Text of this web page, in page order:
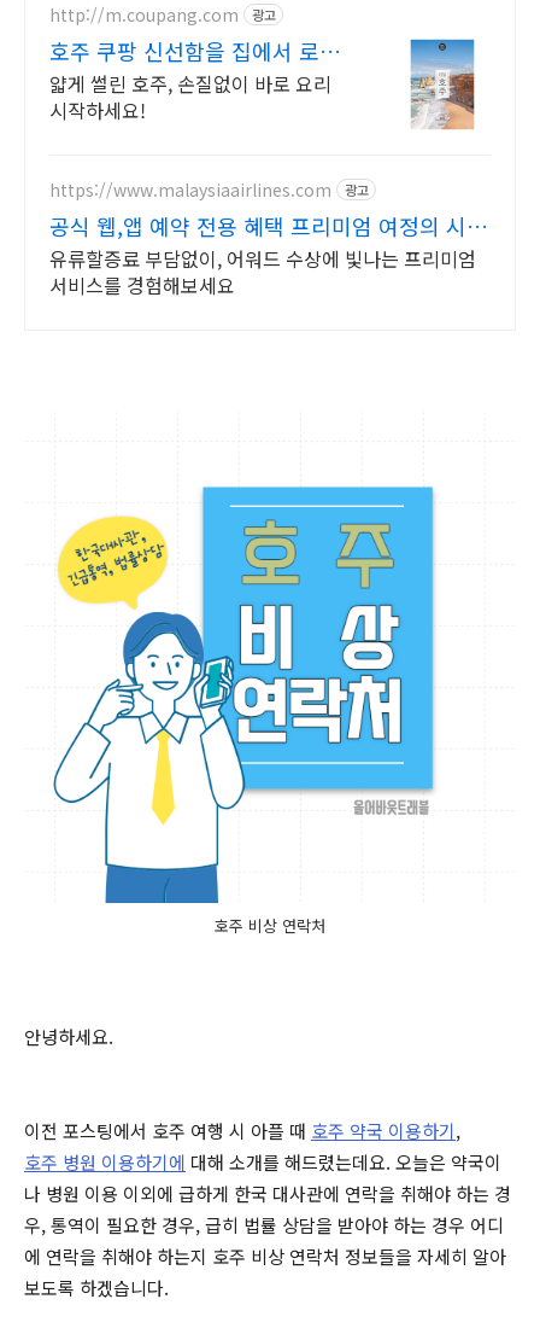
http://m.coupang.com 광고
호주 쿠팡 신선함을 집에서 로켓
프레시
얇게 썰린 호주, 손질없이 바로 요리
시작하세요!
https://www.malaysiaairlines.com 광고
공식 웹,앱 예약 전용 혜택 프리미엄 여정의 시
작
유류할증료 부담없이, 어워드 수상에 빛나는 프리미엄
서비스를 경험해보세요
호주 비상 연락처
안녕하세요.
이전 포스팅에서 호주 여행 시 아플 때 호주 약국 이용하기,
호주 병원 이용하기에 대해 소개를 해드렸는데요. 오늘은 약국이
나 병원 이용 이외에 급하게 한국 대사관에 연락을 취해야 하는 경
우, 통역이 필요한 경우, 급히 법률 상담을 받아야 하는 경우 어디
에 연락을 취해야 하는지 호주 비상 연락처 정보들을 자세히 알아
보도록 하겠습니다.